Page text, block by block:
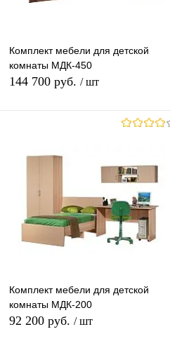
Комплект мебели для детской
комнаты МДК-450
144 700 руб. / шт
К сравнению
В избранное В наличии
Комплект мебели для детской
комнаты МДК-200
92 200 руб. / шт